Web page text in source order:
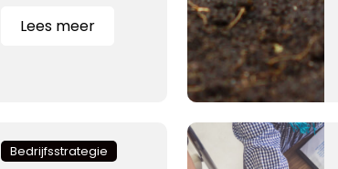
Lees meer
Bedrijfsstrategie